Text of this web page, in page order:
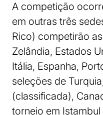
A competição
em outras três
Rico) competirão
Zelândia, Estados
Itália, Espanha,
seleções de
(classificada),
torneio em